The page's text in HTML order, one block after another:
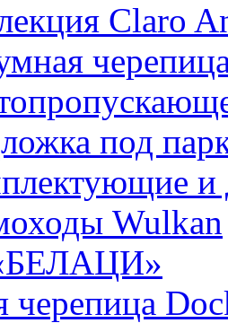
Claro
под
и
Wulkan
черепица